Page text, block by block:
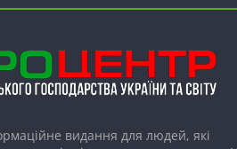
видання для людей, які